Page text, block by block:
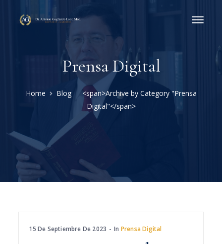
Prensa Digital
Home Blog
<span>Archive by Category "Prensa
Digital"</span>
15 De Septiembre De 2023 In Prensa Digital